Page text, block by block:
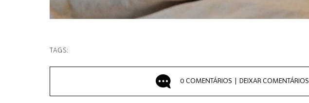
TAGS:
0 COMENTÁRIOS | DEIXAR COMENTÁRIOS